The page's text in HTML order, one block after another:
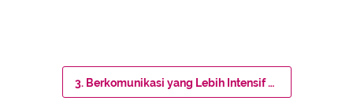
3. Berkomunikasi yang Lebih Intensif dan Terbuka